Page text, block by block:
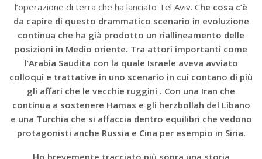
l’operazione di terra che ha lanciato Tel Aviv. Che cosa c’è
da capire di questo drammatico scenario in evoluzione
continua che ha già prodotto un riallineamento delle
posizioni in Medio oriente. Tra attori importanti come
l’Arabia Saudita con la quale Israele aveva avviato
colloqui e trattative in uno scenario in cui contano di più
gli affari che le vecchie ruggini . Con una Iran che
continua a sostenere Hamas e gli herzbollah del Libano
e una Turchia che si affaccia dentro equilibri che vedono
protagonisti anche Russia e Cina per esempio in Siria.